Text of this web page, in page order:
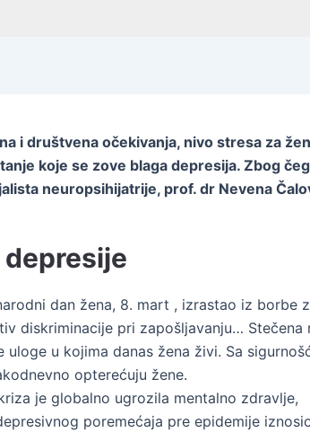
i društvena očekivanja, nivo stresa za
koje se zove blaga depresija. Zbog
neuropsihijatrije, prof. dr Nevena
dan žena, 8. mart , izrastao iz
diskriminacije pri zapošljavanju…
u kojima danas žena živi. Sa
opterećuju žene.
je globalno ugrozila mentalno zdravlje,
poremećaja pre epidemije